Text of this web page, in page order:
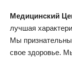
Медицинский
лучшая
Мы
свое здоровье.